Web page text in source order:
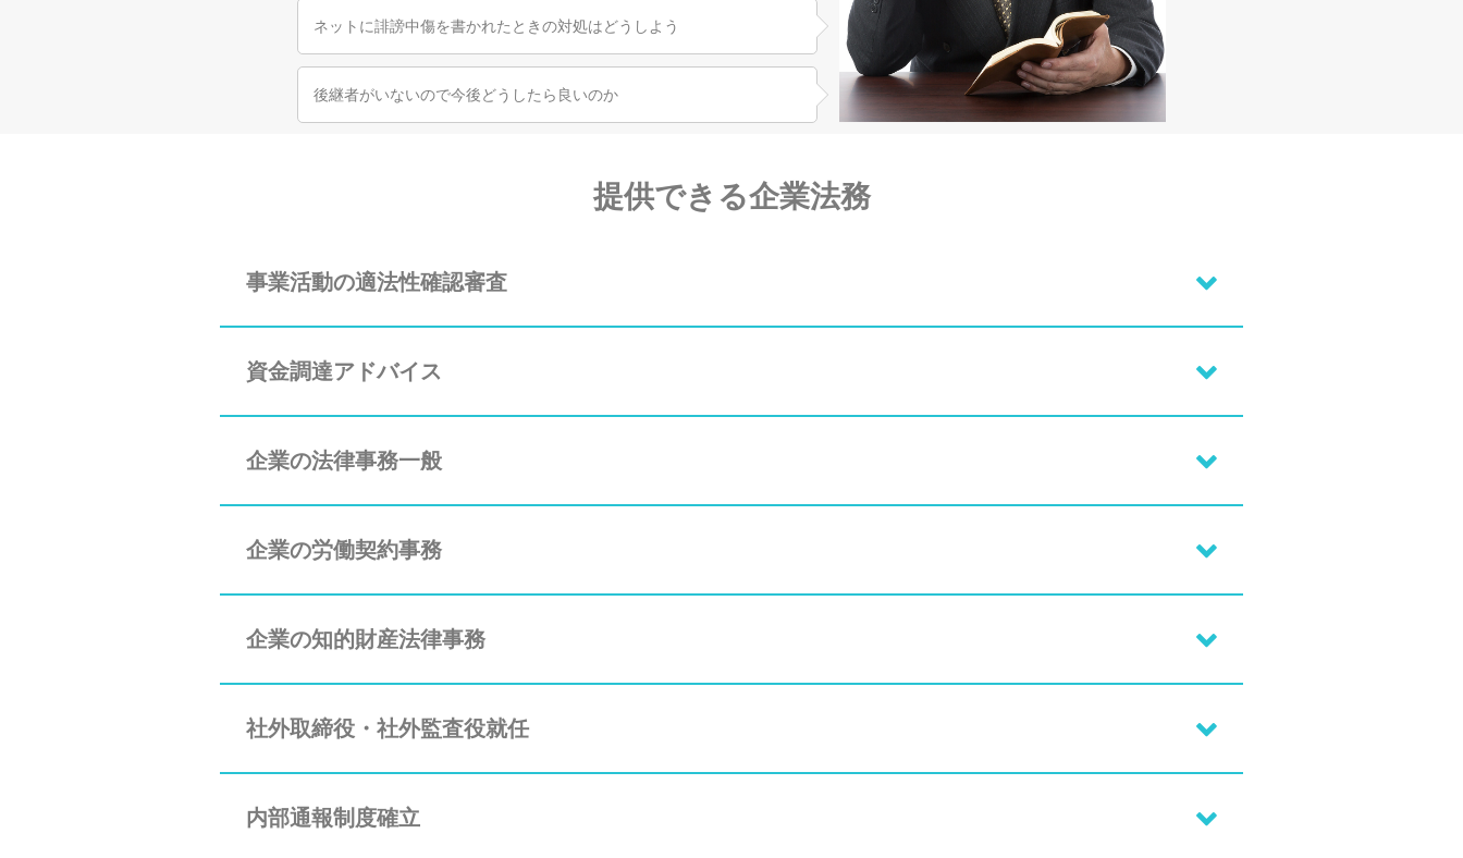
ネットに誹謗中傷を書かれたときの対処はどうしよう
後継者がいないので今後どうしたら良いのか
提供できる企業法務
事業活動の適法性確認審査
資金調達アドバイス
企業の法律事務一般
企業の労働契約事務
企業の知的財産法律事務
社外取締役・社外監査役就任
内部通報制度確立